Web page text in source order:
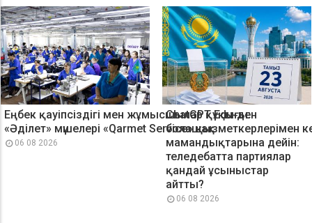
Еңбек қауіпсіздігі мен жұмысшылар құқығы:
«Әділет» мүшелері «Qarmet Service» қызметкерлерімен
06 08 2026
ChatGPT Edu-ден
болашақ
мамандықтарына дейін:
теледебатта партиялар
қандай ұсыныстар
айтты?
06 08 2026